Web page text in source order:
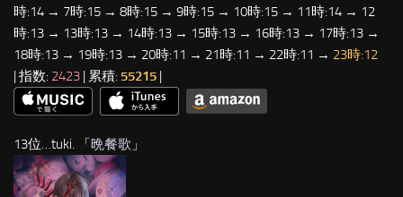
時:14 → 7時:15 → 8時:15 → 9時:15 → 10時:15 → 11時:14 → 12
時:13 → 13時:13 → 14時:13 → 15時:13 → 16時:13 → 17時:13 →
18時:13 → 19時:13 → 20時:11 → 21時:11 → 22時:11 → 23時:12
| 指数: 2423 | 累積: 55215 |
13位…tuki. 「 晩餐歌 」